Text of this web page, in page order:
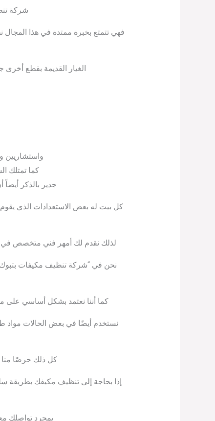
شركة
فهي تتمتع بخبرة ممتدة في هذا
الغيار القديمة بقطع
كما تمتلك
جدير بالذكر
كل بيت له بعض الاستعدادات الذي
لذلك نقدم لك أمهر فني متخصص في
نحن في “شركة تنظيف مكيفات
كما أننا نعتمد بشكل أساسي على
نستخدم أيضًا في بعض الحالات مواد
كل ذلك حرصًا منا
بمجرد تواصلك